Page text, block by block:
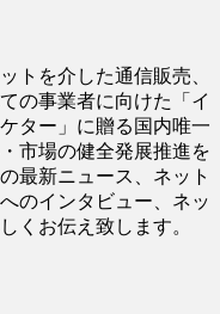
トを介した通信販売、
の事業者に向けた「イ
ター」に贈る国内唯一
市場の健全発展推進を
最新ニュース、ネット
のインタビュー、ネッ
くお伝え致します。